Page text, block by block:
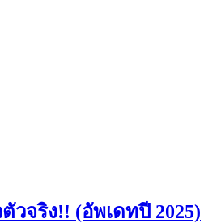
วจริง!! (อัพเดทปี 2025)